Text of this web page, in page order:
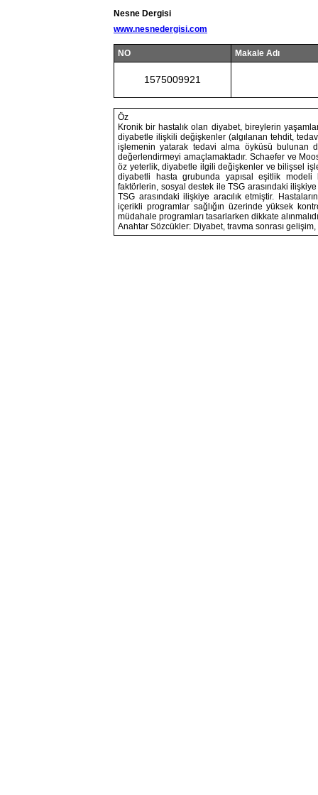
Nesne Dergisi
www.nesnedergisi.com
NO Makale Adı
1575009921
Öz
Kronik bir hastalık olan diyabet, bireylerin
diyabetle ilişkili değişkenler (algılanan tehdit,
işlemenin yatarak tedavi alma öyküsü bulunan
değerlendirmeyi amaçlamaktadır. Schaefer ve
öz yeterlik, diyabetle ilgili değişkenler ve bilişsel
diyabetli hasta grubunda yapısal eşitlik modeli
faktörlerin, sosyal destek ile TSG arasındaki
TSG arasındaki ilişkiye aracılık etmiştir.
içerikli programlar sağlığın üzerinde yüksek
müdahale programları tasarlarken dikkate
Anahtar Sözcükler: Diyabet, travma sonrası